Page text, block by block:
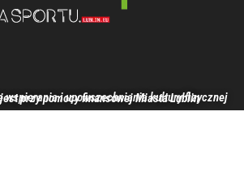
i upowszechniania kultury fizycznej realizowane jest przy pomocy finansowej Miasta Lublin